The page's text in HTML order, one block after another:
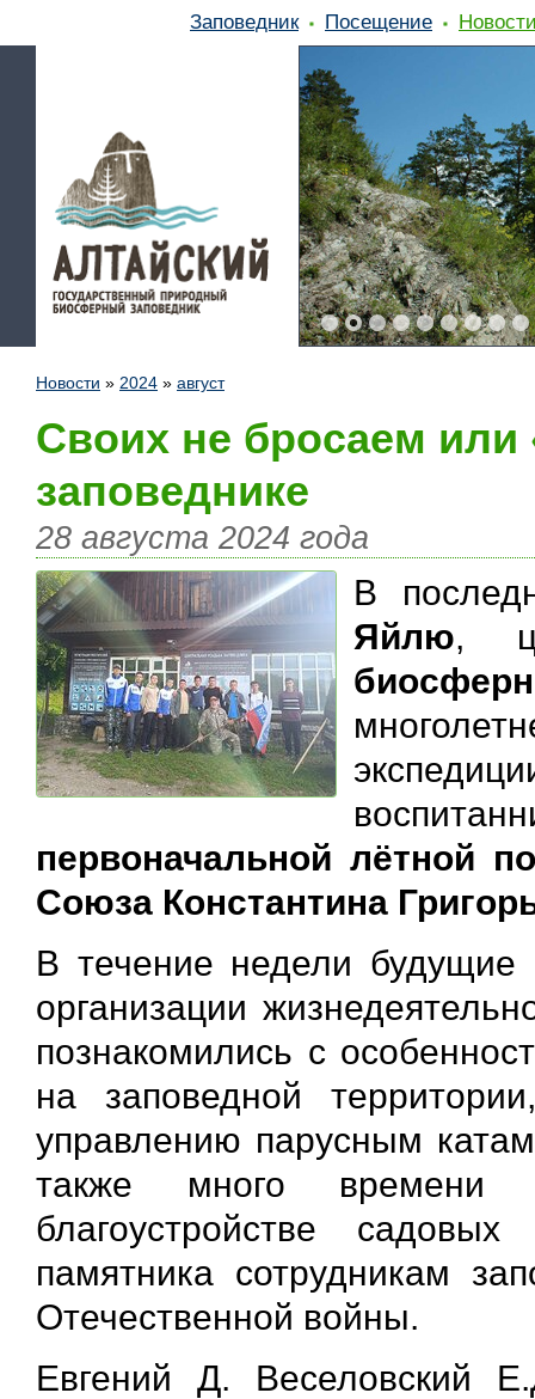
Заповедник Посещение
Новости » 2024 » август
Своих не бросаем
заповеднике
28 августа 2024 года
В
Яйлю,
первоначальной лётной
Союза Константина
В течение недели
организации
познакомились с
на заповедной
управлению парусным
также много времени
благоустройстве
памятника сотрудникам
Отечественной войны.
Евгений Д. Веселовский